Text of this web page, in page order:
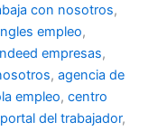
con nosotros,
empleo,
empresas,
, agencia de
empleo, centro
portal del trabajador,